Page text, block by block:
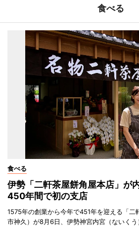
食べる
食べる
伊勢「二軒茶屋餅角屋本店」
450年間で初の支店
1575年の創業から今年で451年を迎える「二
市神久）が8月6日、伊勢神宮内宮（ないく